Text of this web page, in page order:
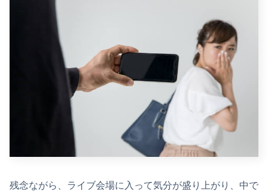
残念ながら、ライブ会場に入って気分が盛り上がり、中で